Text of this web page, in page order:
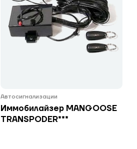
Автосигнализации
Иммобилайзер MANGOOSE
TRANSPODER***